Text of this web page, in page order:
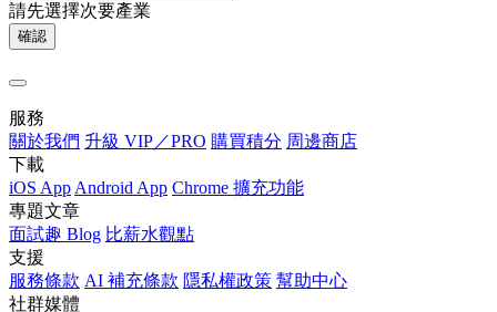
請先選擇次要產業
確認
服務
關於我們 升級 VIP／PRO 購買積分 周邊商店
下載
iOS App Android App Chrome 擴充功能
專題文章
面試趣 Blog 比薪水觀點
支援
服務條款 AI 補充條款 隱私權政策 幫助中心
社群媒體